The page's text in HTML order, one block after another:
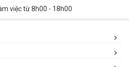
việc từ 8h00 - 18h00